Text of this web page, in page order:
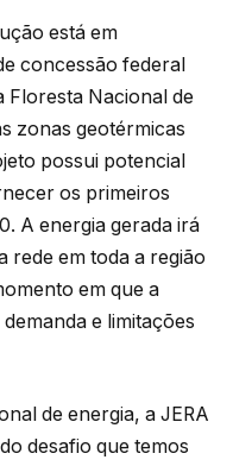
está em
concessão federal
Floresta Nacional de
zonas geotérmicas
possui potencial
os primeiros
A energia gerada irá
rede em toda a região
em que a
e limitações
de energia, a JERA
desafio que temos